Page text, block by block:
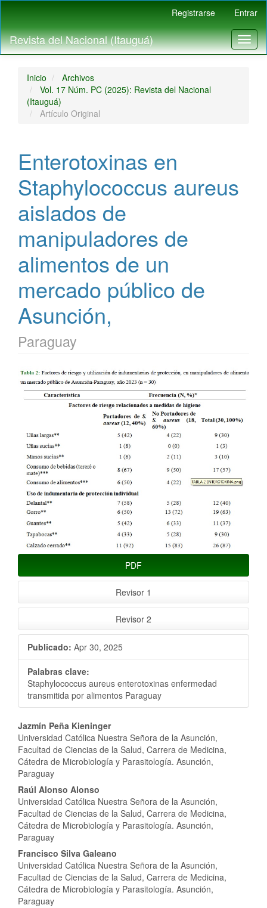
Contenido
principal
Barra
Registrarse Entrar
Revista del Nacional (Itauguá)
Inicio
Archivos
Vol. 17 Núm. PC (2025): Revista del Nacional
(Itauguá)
Artículo Original
Enterotoxinas en
Staphylococcus aureus
aislados de
manipuladores de
alimentos de un
mercado público de
Asunción,
Paraguay
Barra
lateral
artículo
PDF
Revisor 1
Revisor 2
Publicado: Apr 30, 2025
Palabras clave:
Staphylococcus aureus enterotoxinas enfermedad
transmitida por alimentos Paraguay
Contenido
principal
del
artículo
Jazmín Peña Kieninger
Universidad Católica Nuestra Señora de la Asunción,
Facultad de Ciencias de la Salud, Carrera de Medicina,
Cátedra de Microbiología y Parasitología. Asunción,
Paraguay
Raúl Alonso Alonso
Universidad Católica Nuestra Señora de la Asunción,
Facultad de Ciencias de la Salud, Carrera de Medicina,
Cátedra de Microbiología y Parasitología. Asunción,
Paraguay
Francisco Silva Galeano
Universidad Católica Nuestra Señora de la Asunción,
Facultad de Ciencias de la Salud, Carrera de Medicina,
Cátedra de Microbiología y Parasitología. Asunción,
Paraguay